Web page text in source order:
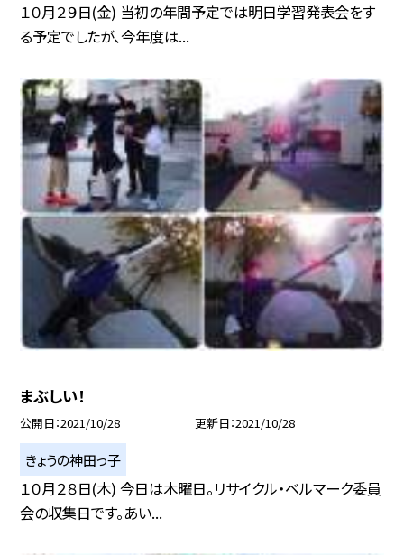
１０月２９日(金) 当初の年間予定では明日学習発表会をす
る予定でしたが、今年度は...
まぶしい！
公開日 2021/10/28 更新日 2021/10/28
きょうの神田っ子
１０月２８日(木) 今日は木曜日。リサイクル・ベルマーク委員
会の収集日です。あい...